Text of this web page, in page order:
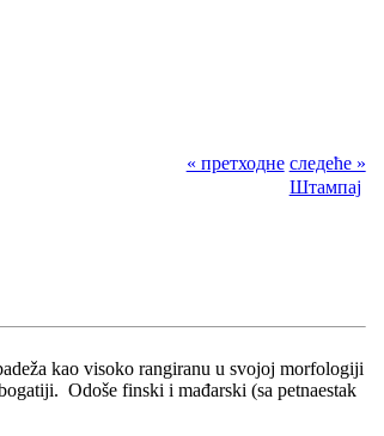
« претходне следеће »
Штампај
kao visoko rangiranu u svojoj morfologiji
Odoše finski i mađarski (sa petnaestak